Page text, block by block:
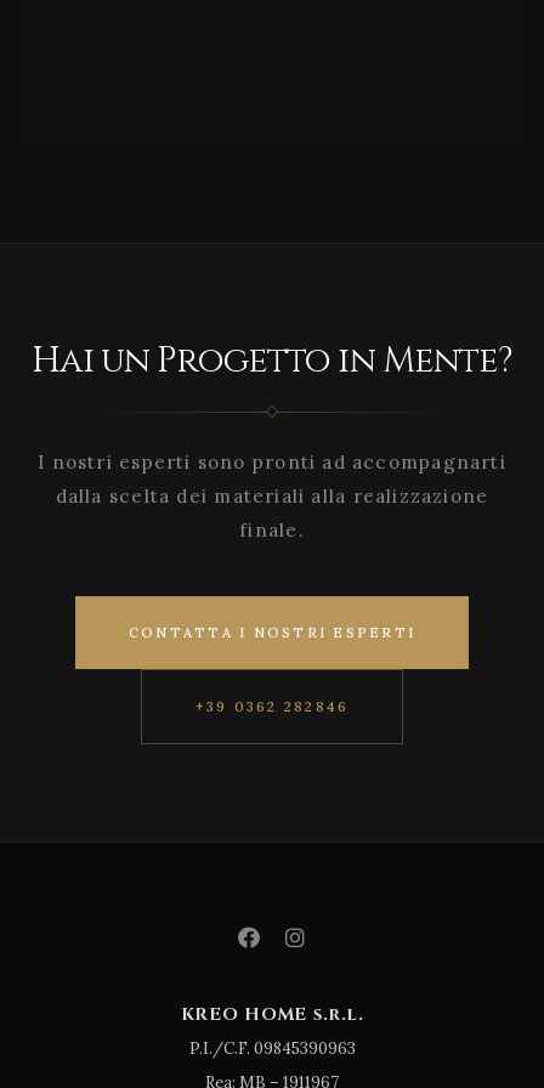
Hai un Progetto in Mente?
I nostri esperti sono pronti ad accompagnarti
dalla scelta dei materiali alla realizzazione
finale.
CONTATTA I NOSTRI ESPERTI
+39 0362 282846
KREO HOME s.r.l.
P.I./C.F. 09845390963
Rea: MB – 1911967